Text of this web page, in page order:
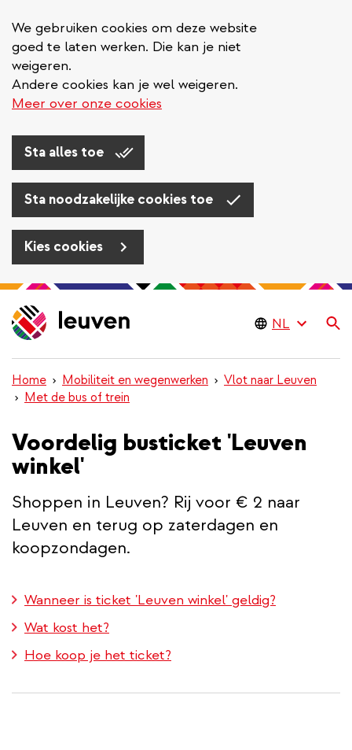
We gebruiken cookies om deze website
goed te laten werken. Die kan je niet
weigeren.
Andere cookies kan je wel weigeren.
Meer over onze cookies
Sta alles toe
Sta noodzakelijke cookies toe
Kies cookies
Overslaan
en
naar
inhoud
gaan
Home Mobiliteit en wegenwerken
Vlot naar Leuven
Met de bus of trein
Voordelig busticket 'Leuven
winkel'
Shoppen in Leuven? Rij voor € 2 naar
Leuven en terug op zaterdagen en
koopzondagen.
Wanneer is ticket 'Leuven winkel' geldig?
Wat kost het?
Hoe koop je het ticket?